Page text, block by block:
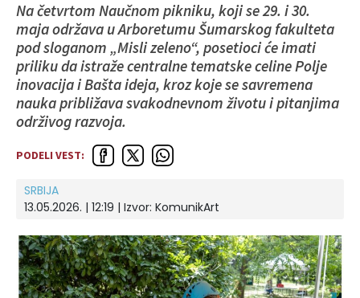
Na četvrtom Naučnom pikniku, koji se 29. i 30.
maja održava u Arboretumu Šumarskog fakulteta
pod sloganom „Misli zeleno“, posetioci će imati
priliku da istraže centralne tematske celine Polje
inovacija i Bašta ideja, kroz koje se savremena
nauka približava svakodnevnom životu i pitanjima
održivog razvoja.
PODELI VEST:
SRBIJA
13.05.2026. | 12:19 | Izvor: KomunikArt